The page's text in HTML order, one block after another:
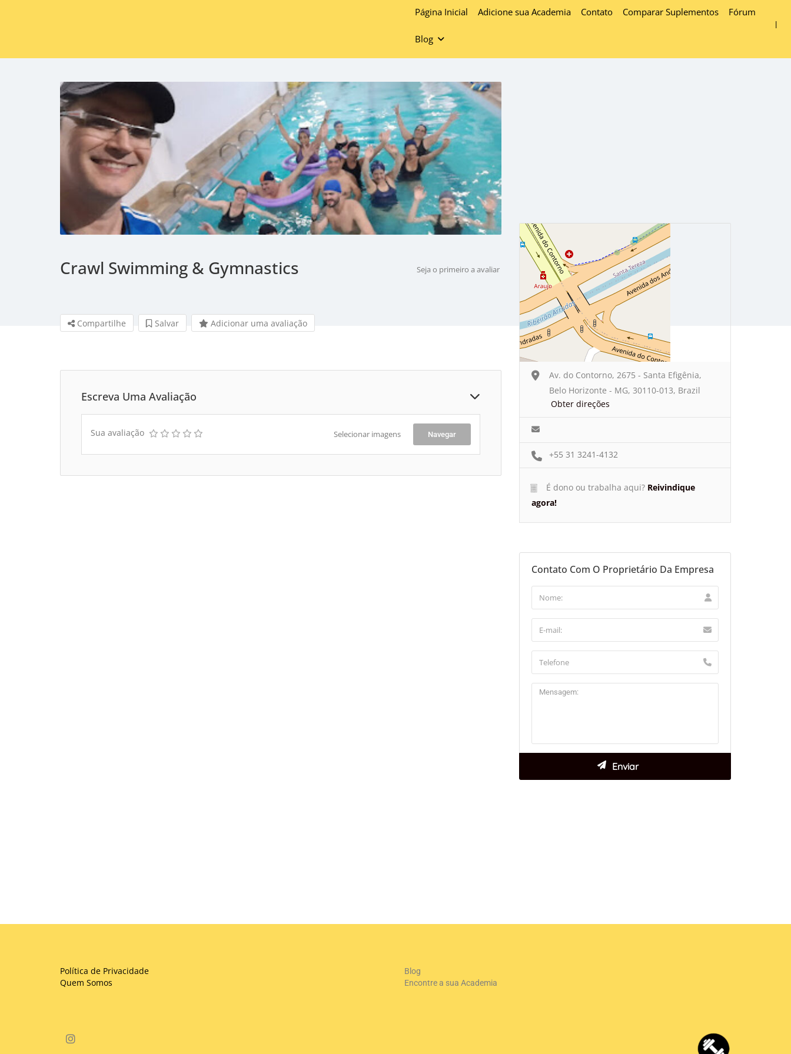
Página Inicial Adicione sua Academia Contato Comparar Suplementos Fórum
Blog
Crawl Swimming & Gymnastics Seja o primeiro a avaliar
Compartilhe Salvar Adicionar uma avaliação
Escreva Uma Avaliação
Sua avaliação Selecionar imagens Navegar
Av. do Contorno, 2675 - Santa Efigênia,
Belo Horizonte - MG, 30110-013, Brazil
Obter direções
+55 31 3241-4132
É dono ou trabalha aqui? Reivindique
agora!
Contato Com O Proprietário Da Empresa
Política de Privacidade
Quem Somos
Blog
Encontre a sua Academia